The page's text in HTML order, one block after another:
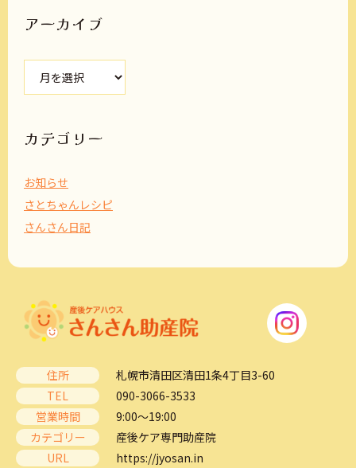
アーカイブ
ブ
カテゴリー
お知らせ
さとちゃんレシピ
さんさん日記
住所
札幌市清田区清田1条4丁目3-60
TEL
090-3066-3533
営業時間
9:00～19:00
カテゴリー
産後ケア専門助産院
URL
https://jyosan.in